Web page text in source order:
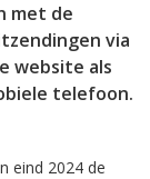
met de
via
website als
telefoon.
eind 2024 de